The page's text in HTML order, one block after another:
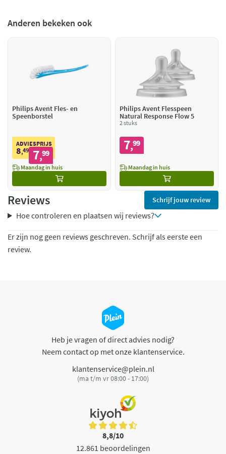
Anderen bekeken ook
Philips Avent Fles- en
Speenborstel
ADVIESPRIJS
8,49 7,99
Maandag in huis
Philips Avent Flesspeen
Natural Response Flow 5
2 stuks
7,99
Maandag in huis
Reviews Schrijf jouw review
Hoe controleren en plaatsen wij reviews?
Er zijn nog geen reviews geschreven. Schrijf als eerste een
review.
Heb je vragen of direct advies nodig?
Neem contact op met onze klantenservice.
klantenservice@plein.nl
(ma t/m vr 08:00 - 17:00)
8,8/10
12.861 beoordelingen